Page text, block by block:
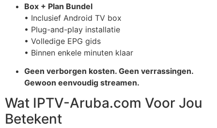
Box + Plan Bundel
• Inclusief Android TV box
• Plug-and-play installatie
• Volledige EPG gids
• Binnen enkele minuten klaar
Geen verborgen kosten. Geen verrassingen.
Gewoon eenvoudig streamen.
Wat IPTV-Aruba.com Voor Jou
Betekent